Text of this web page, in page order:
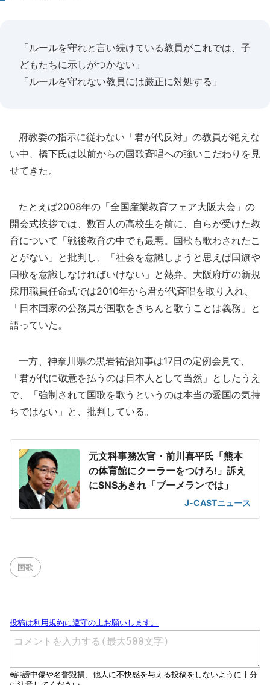
「ルールを守れと言い続けている教員がこれでは、子
どもたちに示しがつかない」
「ルールを守れない教員には厳正に対処する」
府教委の指示に従わない「君が代反対」の教員が絶えな
い中、橋下氏は以前からの国歌斉唱への強いこだわりを見
せてきた。
たとえば2008年の「全国産業教育フェア大阪大会」の
開会式挨拶では、数百人の高校生を前に、自らが受けた教
育について「戦後教育の中でも最悪。国歌も歌わされたこ
とがない」と批判し、「社会を意識しようと思えば国旗や
国歌を意識しなければいけない」と熱弁。大阪府庁の新規
採用職員任命式では2010年から君が代斉唱を取り入れ、
「日本国家の公務員が国歌をきちんと歌うことは義務」と
語っていた。
一方、神奈川県の黒岩祐治知事は17日の定例会見で、
「君が代に敬意を払うのは日本人として当然」としたうえ
で、「強制されて国歌を歌うというのは本当の愛国の気持
ちではない」と、批判している。
元文科事務次官・前川喜平氏「熊本
の体育館にクーラーをつけろ!」訴え
にSNSあきれ「ブーメランでは」
J-CASTニュース
国歌